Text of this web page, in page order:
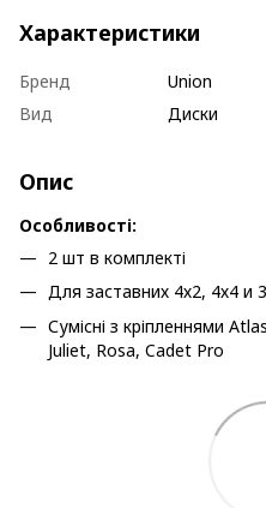
Характеристики
Бренд
Union
Вид
Диски
Опис
Особливості:
2 шт в комплекті
Для заставних 4х2, 4х4 и
Сумісні з кріпленнями
Juliet, Rosa, Cadet Pro